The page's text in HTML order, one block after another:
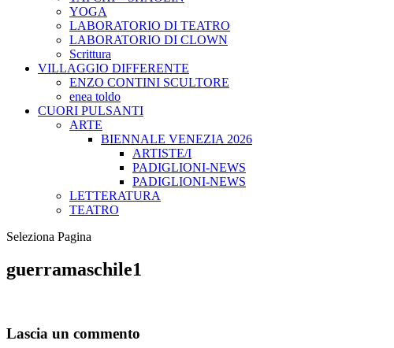
YOGA
LABORATORIO DI TEATRO
LABORATORIO DI CLOWN
Scrittura
VILLAGGIO DIFFERENTE
ENZO CONTINI SCULTORE
enea toldo
CUORI PULSANTI
ARTE
BIENNALE VENEZIA 2026
ARTISTE/I
PADIGLIONI-NEWS
PADIGLIONI-NEWS
LETTERATURA
TEATRO
Seleziona Pagina
guerramaschile1
Lascia un commento